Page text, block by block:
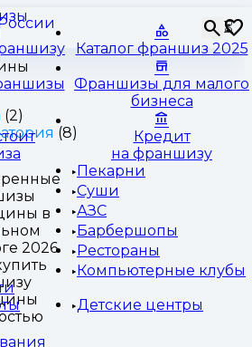
⏳
Каталог франшиз 2025
Франшизы для малого
бизнеса
Кредит
на франшизу
Пекарни
Суши
АЗС
Барбершопы
Рестораны
Компьютерные клубы
Детские центры
(2)
(8)